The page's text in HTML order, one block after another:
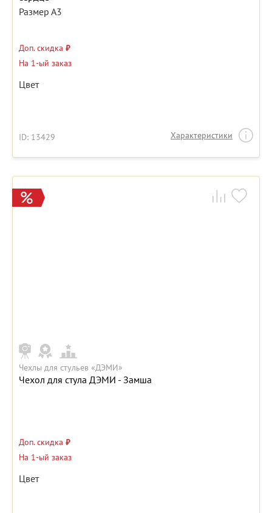
Размер А3
Доп. скидка ₽
На 1-ый заказ
Цвет
ID: 13429 Характеристики
Чехлы для стульев «ДЭМИ»
Чехол для стула ДЭМИ - Замша
Доп. скидка ₽
На 1-ый заказ
Цвет